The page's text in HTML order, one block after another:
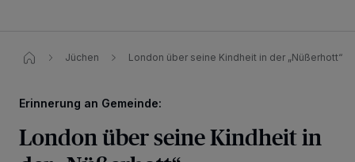
Jüchen London über seine Kindheit in der „Nüßerhott“
Erinnerung an Gemeinde:
London über seine Kindheit in